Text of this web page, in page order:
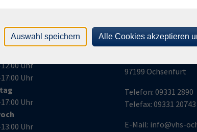
Uhr
Uhr
Uhr
Uhr
Ochsenfurt
97199 Ochsenfurt
Telefon: 09331 2890
Telefax: 09331 20743
E-Mail: info@vhs-
Auswahl speichern Alle Cookies akzeptieren